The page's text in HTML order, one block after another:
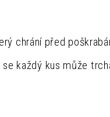
chrání před
každý kus může